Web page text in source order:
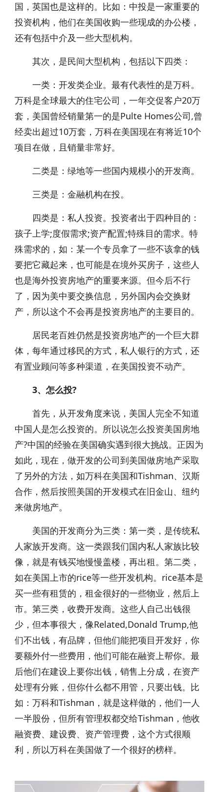
国，英国也是这样的。比如：中投是一家重要的
投资机构，他们在美国收购一些现成的办公楼，
还有包括中介及一些大型机构。
其次，是民间大型机构，包括以下四类：
一类：开发类企业。最有代表性的是万科。
万科是全球最大的住宅公司，一年交促客户20万
套，美国曾经销量第一的是Pulte Homes公司,曾
经卖出超过10万套，万科在美国现在有将近10个
项目在做，且销量非常好。
二类是：绿地等一些国内规模小的开发商。
三类是：金融机构在投。
四类是：私人投资。投资者出于四种目的：
孩子上学;度假需求;资产配置;特殊目的需求。特
殊需求的，如：某一个专员拿了一些不该拿的钱
要把它藏起来，也可能是在境外买房子，这些人
也是海外投资房地产的重要来源。但今后不行
了，因为美中要交换信息，另外国内会交换财
产，所以这个不会再是投资房地产的主要目的。
居民老百姓仍然是投资房地产的一个巨大群
体，每年通过移民的方式，私人银行的方式，还
有置业顾问等多种渠道，在美国投资不动产。
3、怎么投?
首先，从开发角度来说，美国人完全不知道
中国人是怎么投资的。所以说怎么投资美国房地
产?中国的经验在美国确实遇到很大挑战。正因为
如此，现在，做开发的公司到美国做房地产采取
了另外的方法，如万科在美国和Tishman、汉斯
合作，然后按照美国的开发模式在旧金山、纽约
来做房地产。
美国的开发商分为三类：第一类，是传统私
人家族开发商。这一类跟我们国内私人家族比较
像，就是有钱买地慢慢盖楼，再出租。第二类，
如在美国上市的rice等一些开发机构。rice基本是
买一些有租赁的，租金很好的一些物业，然后上
市。第三类，收费开发商。这些人自己出钱很
少，但本事很大，像Related,Donald Trump,他
们不出钱，有品牌，但他们能把项目开发好，你
要额外付一些费用，他们可能在融资上帮你。最
后他们在建设上要你出钱，销售上分成，在资产
处理有分账，但你什么都不用管，只要出钱。比
如：万科和Tishman，就是这样做的，他们一人
一半股份，但所有管理权都交给Tishman，他收
融资费、建设费、资产管理费，这个方式很顺
利，所以万科在美国做了一个很好的榜样。